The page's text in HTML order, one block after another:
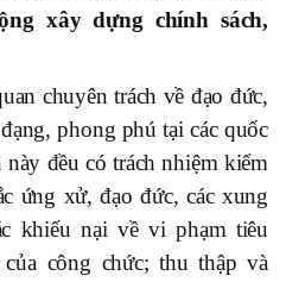
xây dựng chính sách,
chuyên trách về đạo đức,
phong phú tại các quốc
đều có trách nhiệm kiểm
ứng xử, đạo đức, các xung
khiếu nại về vi phạm tiêu
công chức; thu thập và